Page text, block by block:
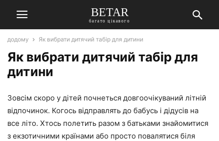
BETAR
багато цікавого
додому Як вибрати дитячий табір для дитини
Як вибрати дитячий табір для
дитини
Зовсім скоро у дітей почнеться довгоочікуваний літній
відпочинок. Когось відправлять до бабусь і дідусів на
все літо. Хтось полетить разом з батьками знайомитися
з екзотичними країнами або просто повалятися біля